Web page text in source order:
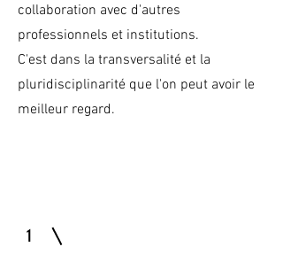
collaboration avec d'autres
professionnels et institutions.
C'est dans la transversalité et la
pluridisciplinarité que l'on peut avoir le
meilleur regard.
1